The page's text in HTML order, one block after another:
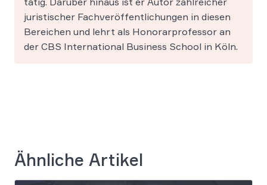
juristischer Fachveröffentlichungen in diesen
Bereichen und lehrt als Honorarprofessor an
der CBS International Business School in Köln.
Ähnliche Artikel